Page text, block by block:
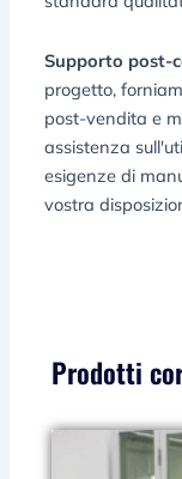
Supporto post-
progetto,
post-vendita e
assistenza
esigenze di
vostra
Prodotti